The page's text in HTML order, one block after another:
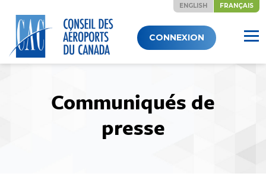
content
ENGLISH FRANÇAIS
CONNEXION
Communiqués de
presse